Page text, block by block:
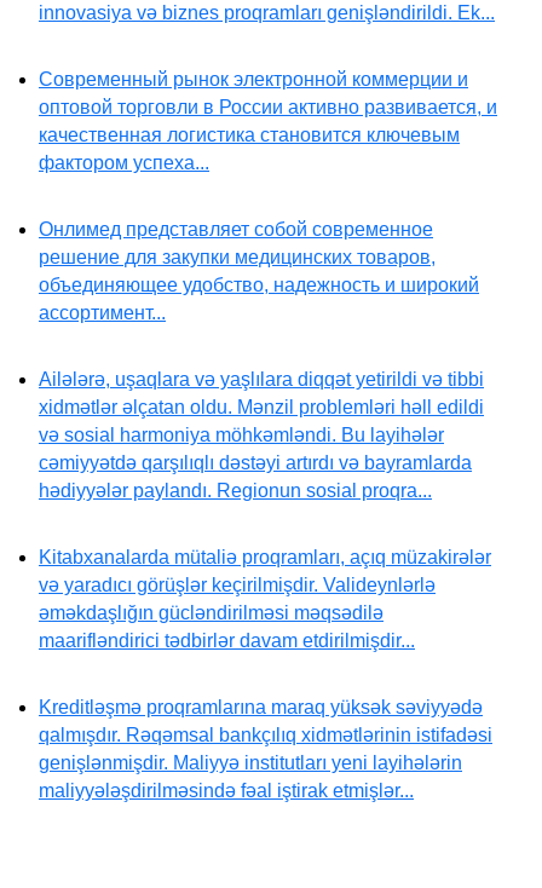
innovasiya və biznes proqramları genişləndirildi. Ek...
Современный рынок электронной коммерции и
оптовой торговли в России активно развивается, и
качественная логистика становится ключевым
фактором успеха...
Онлимед представляет собой современное
решение для закупки медицинских товаров,
объединяющее удобство, надежность и широкий
ассортимент...
Ailələrə, uşaqlara və yaşlılara diqqət yetirildi və tibbi
xidmətlər əlçatan oldu. Mənzil problemləri həll edildi
və sosial harmoniya möhkəmləndi. Bu layihələr
cəmiyyətdə qarşılıqlı dəstəyi artırdı və bayramlarda
hədiyyələr paylandı. Regionun sosial proqra...
Kitabxanalarda mütaliə proqramları, açıq müzakirələr
və yaradıcı görüşlər keçirilmişdir. Valideynlərlə
əməkdaşlığın gücləndirilməsi məqsədilə
maarifləndirici tədbirlər davam etdirilmişdir...
Kreditləşmə proqramlarına maraq yüksək səviyyədə
qalmışdır. Rəqəmsal bankçılıq xidmətlərinin istifadəsi
genişlənmişdir. Maliyyə institutları yeni layihələrin
maliyyələşdirilməsində fəal iştirak etmişlər...